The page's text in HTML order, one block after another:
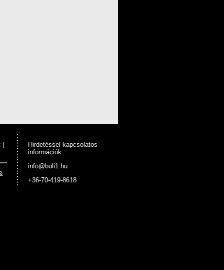
Hirdetéssel kapcsolatos
információk:
info@buli1.hu
+36-70-419-8618